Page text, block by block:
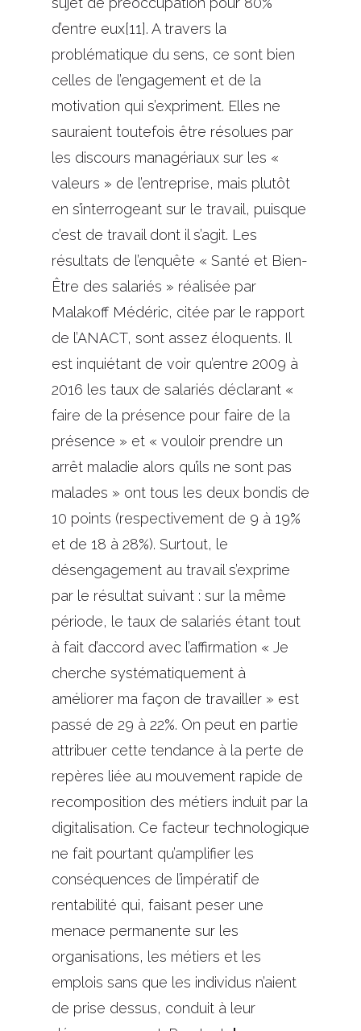
d’entre eux[11]. A travers la
problématique du sens, ce sont bien
celles de l’engagement et de la
motivation qui s’expriment. Elles ne
sauraient toutefois être résolues par
les discours managériaux sur les «
valeurs » de l’entreprise, mais plutôt
en s’interrogeant sur le travail, puisque
c’est de travail dont il s’agit. Les
résultats de l’enquête « Santé et Bien-
Être des salariés » réalisée par
Malakoff Médéric, citée par le rapport
de l’ANACT, sont assez éloquents. Il
est inquiétant de voir qu’entre 2009 à
2016 les taux de salariés déclarant «
faire de la présence pour faire de la
présence » et « vouloir prendre un
arrêt maladie alors qu’ils ne sont pas
malades » ont tous les deux bondis de
10 points (respectivement de 9 à 19%
et de 18 à 28%). Surtout, le
désengagement au travail s’exprime
par le résultat suivant : sur la même
période, le taux de salariés étant tout
à fait d’accord avec l’affirmation « Je
cherche systématiquement à
améliorer ma façon de travailler » est
passé de 29 à 22%. On peut en partie
attribuer cette tendance à la perte de
repères liée au mouvement rapide de
recomposition des métiers induit par la
digitalisation. Ce facteur technologique
ne fait pourtant qu’amplifier les
conséquences de l’impératif de
rentabilité qui, faisant peser une
menace permanente sur les
organisations, les métiers et les
emplois sans que les individus n’aient
de prise dessus, conduit à leur